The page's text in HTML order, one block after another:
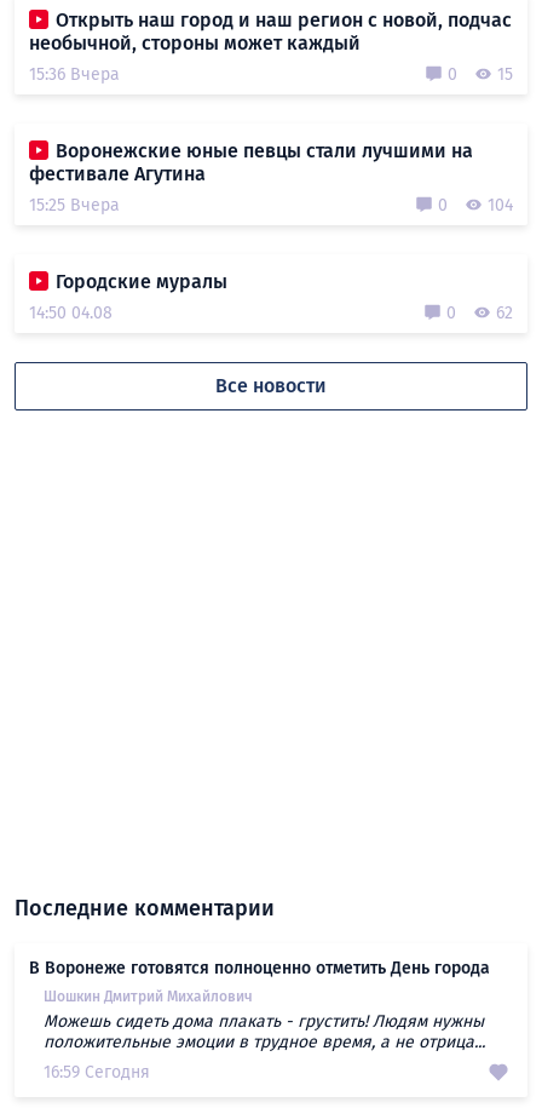
Открыть наш город и наш регион с новой, подчас
необычной, стороны может каждый
15:36 Вчера 0 15
Воронежские юные певцы стали лучшими на
фестивале Агутина
15:25 Вчера 0 104
Городские муралы
14:50 04.08 0 62
Все новости
Последние комментарии
В Воронеже готовятся полноценно отметить День города
Шошкин Дмитрий Михайлович
Можешь сидеть дома плакать - грустить! Людям нужны
положительные эмоции в трудное время, а не отрица...
16:59 Сегодня